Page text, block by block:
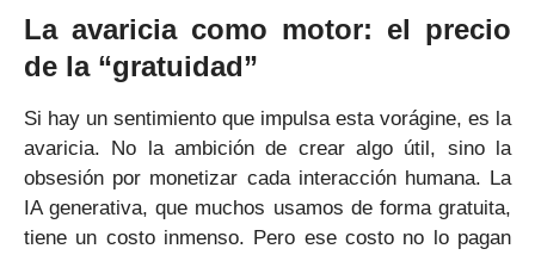
La avaricia como motor: el precio
de la “gratuidad”
Si hay un sentimiento que impulsa esta vorágine, es la
avaricia. No la ambición de crear algo útil, sino la
obsesión por monetizar cada interacción humana. La
IA generativa, que muchos usamos de forma gratuita,
tiene un costo inmenso. Pero ese costo no lo pagan